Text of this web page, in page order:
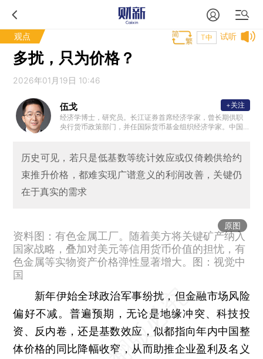
观点 试听
T中
多扰，只为价格？
2026年01月19日 10:46
伍戈
经济学博士，研究员。长江证券首席经济学家，曾长期供职
央行货币政策部门，并任国际货币基金组织经济学家。中国
冠军。中国金融四十人论坛（CF40）成员、中国首席经济学
家论坛理事，清华、复旦、人大等校兼职导师。
+关注
历史可见，若只是低基数等统计效应或仅倚赖供给约
束推升价格，都难实现广谱意义的利润改善，关键仍
在于真实的需求
原图
资料图：有色金属工厂。随着美方将关键矿产纳入
国家战略，叠加对美元等信用货币价值的担忧，有
色金属等实物资产价格弹性显著增大。图：视觉中
国
新年伊始全球政治军事纷扰，但金融市场风险
偏好不减。普遍预期，无论是地缘冲突、科技投
资、反内卷，还是基数效应，似都指向年内中国整
体价格的同比降幅收窄，从而助推企业盈利及名义